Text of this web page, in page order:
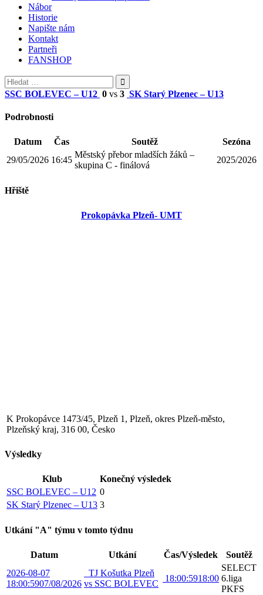
Nábor
Historie
Napište nám
Kontakt
Partneři
FANSHOP
Vyhledávání
SSC BOLEVEC – U12 0 vs 3 SK Starý Plzenec – U13
Podrobnosti
Datum Čas Soutěž
Sezóna
29/05/2026 16:45
Městský přebor mladších žáků –
skupina C - finálová
2025/2026
Hřiště
Prokopávka Plzeň- UMT
K Prokopávce 1473/45, Plzeň 1, Plzeň, okres Plzeň-město,
Plzeňský kraj, 316 00, Česko
Výsledky
Klub
Konečný výsledek
SSC BOLEVEC – U12 0
SK Starý Plzenec – U13 3
Utkání "A" týmu v tomto týdnu
Datum Utkání Čas/Výsledek
Soutěž
2026-08-07
18:00:5907/08/2026
TJ Košutka Plzeň
vs SSC BOLEVEC
18:00:5918:00
SELECT
6.liga
PKFS